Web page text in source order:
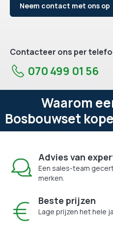
Neem contact met ons op
Contacteer ons per
070 499 01 56
Waarom
Bosbouwset
Advies van
Een sales-team
merken.
Beste prijzen
Lage prijzen het hele